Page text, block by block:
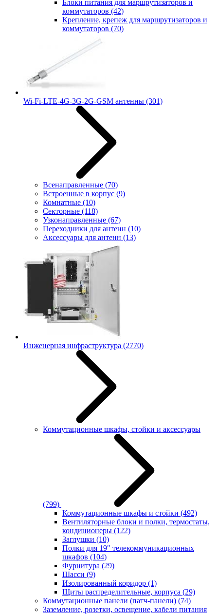
Блоки питания для маршрутизаторов и
коммутаторов (42)
Крепление, крепеж для маршрутизаторов и
коммутаторов (70)
Wi-Fi-LTE-4G-3G-2G-GSM антенны (301)
Всенаправленные (70)
Встроенные в корпус (9)
Комнатные (10)
Секторные (118)
Узконаправленные (67)
Переходники для антенн (10)
Аксессуары для антенн (13)
Инженерная инфраструктура (2770)
Коммутационные шкафы, стойки и аксессуары
(799)
Коммутационные шкафы и стойки (492)
Вентиляторные блоки и полки, термостаты,
кондиционеры (122)
Заглушки (10)
Полки для 19" телекоммуникационных
шкафов (104)
Фурнитура (29)
Шасси (9)
Изолированный коридор (1)
Щиты распределительные, корпуса (29)
Коммутационные панели (патч-панели) (74)
Заземление, розетки, освещение, кабели питания